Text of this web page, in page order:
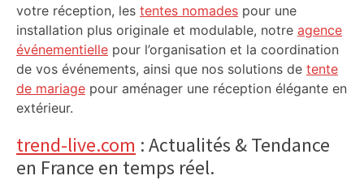
votre réception, les tentes nomades pour une
installation plus originale et modulable, notre agence
événementielle pour l’organisation et la coordination
de vos événements, ainsi que nos solutions de tente
de mariage pour aménager une réception élégante en
extérieur.
trend-live.com : Actualités & Tendance
en France en temps réel.